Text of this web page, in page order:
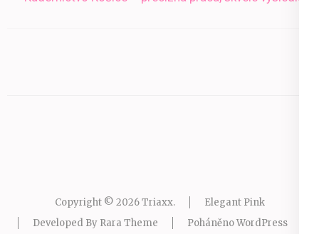
Copyright © 2026Triaxx.
Elegant Pink
Developed By Rara Theme PoháněnoWordPress